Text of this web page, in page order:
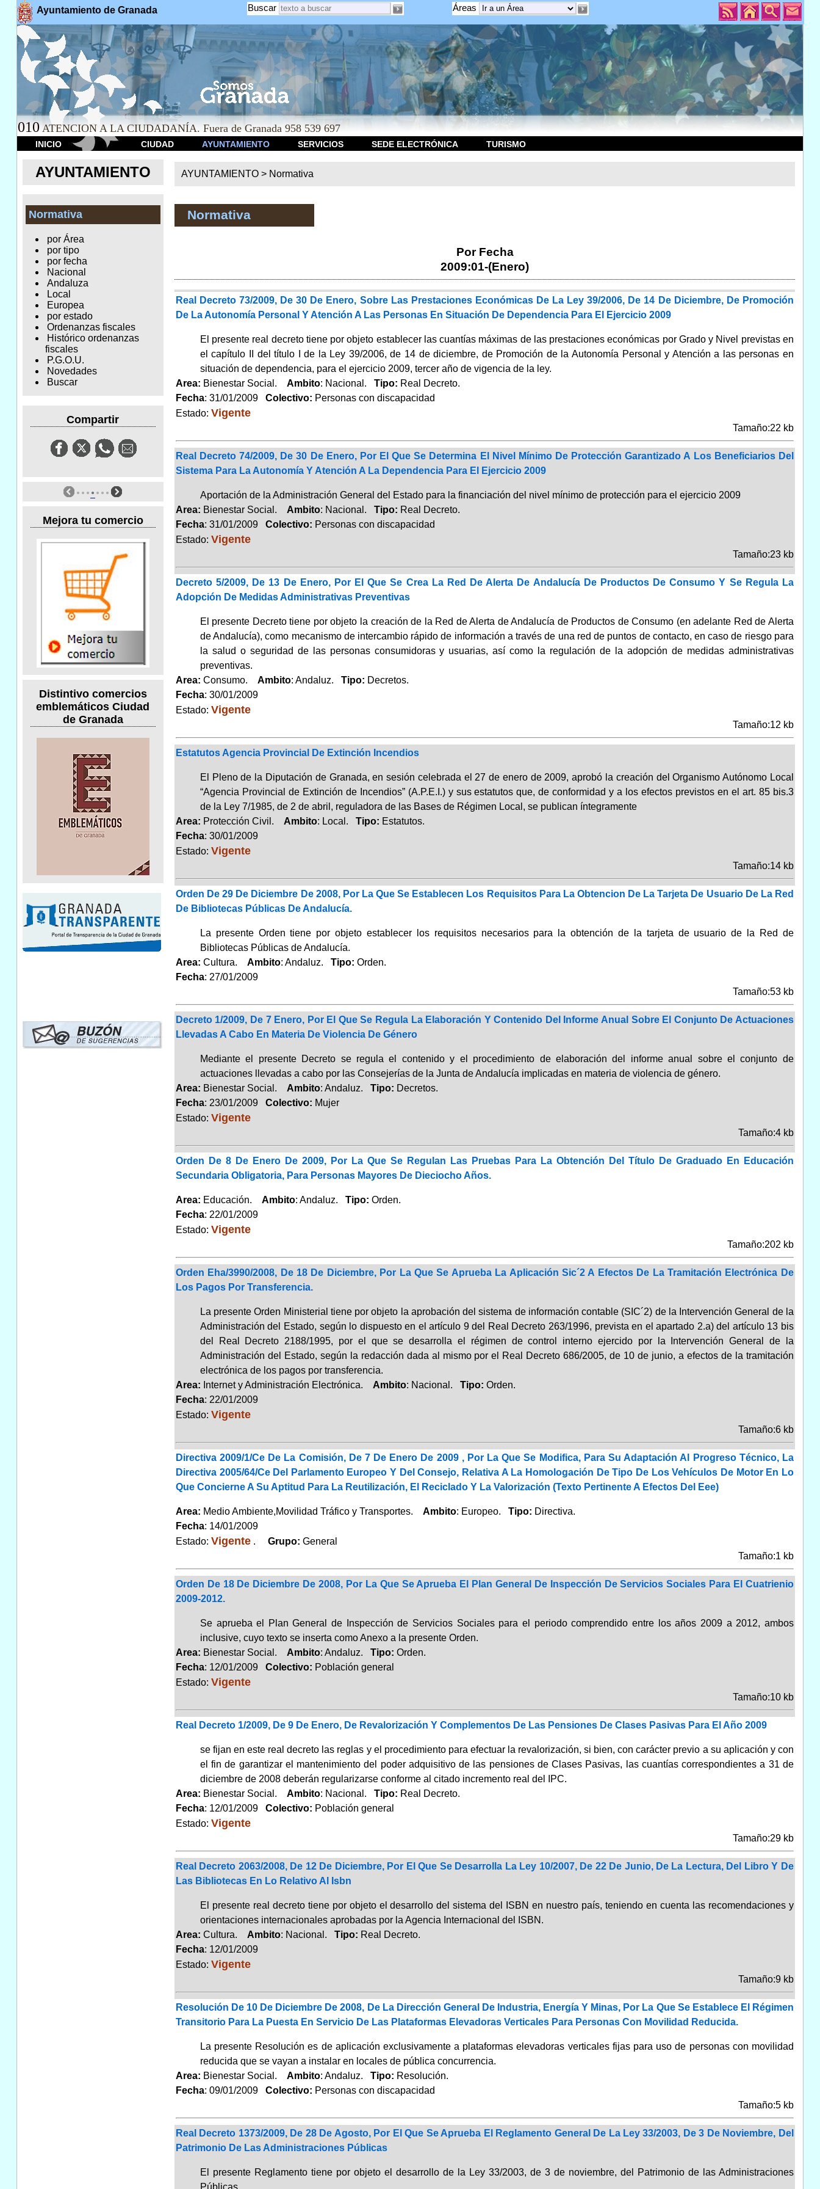
Ayuntamiento de Granada Áreas
Buscar
010 ATENCION A LA CIUDADANÍA. Fuera de Granada 958 539 697
INICIO CIUDAD AYUNTAMIENTO SERVICIOS SEDE ELECTRÓNICA TURISMO
AYUNTAMIENTO
Normativa
por Área
por tipo
por fecha
Nacional
Andaluza
Local
Europea
por estado
Ordenanzas fiscales
Histórico ordenanzas
fiscales
P.G.O.U.
Novedades
Buscar
Compartir
Mejora tu comercio
Distintivo comercios
emblemáticos Ciudad
de Granada
AYUNTAMIENTO > Normativa
Normativa
Por Fecha
2009:01-(Enero)
Real Decreto 73/2009, De 30 De Enero, Sobre Las Prestaciones Económicas De La Ley 39/2006, De 14 De Diciembre, De Promoción
De La Autonomía Personal Y Atención A Las Personas En Situación De Dependencia Para El Ejercicio 2009
El presente real decreto tiene por objeto establecer las cuantías máximas de las prestaciones económicas por Grado y Nivel previstas en
el capítulo II del título I de la Ley 39/2006, de 14 de diciembre, de Promoción de la Autonomía Personal y Atención a las personas en
situación de dependencia, para el ejercicio 2009, tercer año de vigencia de la ley.
Area: Bienestar Social. Ambito: Nacional. Tipo: Real Decreto.
Fecha: 31/01/2009Colectivo: Personas con discapacidad
Estado: Vigente
Tamaño:22 kb
Real Decreto 74/2009, De 30 De Enero, Por El Que Se Determina El Nivel Mínimo De Protección Garantizado A Los Beneficiarios Del
Sistema Para La Autonomía Y Atención A La Dependencia Para El Ejercicio 2009
Aportación de la Administración General del Estado para la financiación del nivel mínimo de protección para el ejercicio 2009
Area: Bienestar Social. Ambito: Nacional. Tipo: Real Decreto.
Fecha: 31/01/2009Colectivo: Personas con discapacidad
Estado: Vigente
Tamaño:23 kb
Decreto 5/2009, De 13 De Enero, Por El Que Se Crea La Red De Alerta De Andalucía De Productos De Consumo Y Se Regula La
Adopción De Medidas Administrativas Preventivas
El presente Decreto tiene por objeto la creación de la Red de Alerta de Andalucía de Productos de Consumo (en adelante Red de Alerta
de Andalucía), como mecanismo de intercambio rápido de información a través de una red de puntos de contacto, en caso de riesgo para
la salud o seguridad de las personas consumidoras y usuarias, así como la regulación de la adopción de medidas administrativas
preventivas.
Area: Consumo. Ambito: Andaluz. Tipo: Decretos.
Fecha: 30/01/2009
Estado: Vigente
Tamaño:12 kb
Estatutos Agencia Provincial De Extinción Incendios
El Pleno de la Diputación de Granada, en sesión celebrada el 27 de enero de 2009, aprobó la creación del Organismo Autónomo Local
“Agencia Provincial de Extinción de Incendios” (A.P.E.I.) y sus estatutos que, de conformidad y a los efectos previstos en el art. 85 bis.3
de la Ley 7/1985, de 2 de abril, reguladora de las Bases de Régimen Local, se publican íntegramente
Area: Protección Civil. Ambito: Local. Tipo: Estatutos.
Fecha: 30/01/2009
Estado: Vigente
Tamaño:14 kb
Orden De 29 De Diciembre De 2008, Por La Que Se Establecen Los Requisitos Para La Obtencion De La Tarjeta De Usuario De La Red
De Bibliotecas Públicas De Andalucía.
La presente Orden tiene por objeto establecer los requisitos necesarios para la obtención de la tarjeta de usuario de la Red de
Bibliotecas Públicas de Andalucía.
Area: Cultura. Ambito: Andaluz. Tipo: Orden.
Fecha: 27/01/2009
Tamaño:53 kb
Decreto 1/2009, De 7 Enero, Por El Que Se Regula La Elaboración Y Contenido Del Informe Anual Sobre El Conjunto De Actuaciones
Llevadas A Cabo En Materia De Violencia De Género
Mediante el presente Decreto se regula el contenido y el procedimiento de elaboración del informe anual sobre el conjunto de
actuaciones llevadas a cabo por las Consejerías de la Junta de Andalucía implicadas en materia de violencia de género.
Area: Bienestar Social. Ambito: Andaluz. Tipo: Decretos.
Fecha: 23/01/2009Colectivo: Mujer
Estado: Vigente
Tamaño:4 kb
Orden De 8 De Enero De 2009, Por La Que Se Regulan Las Pruebas Para La Obtención Del Título De Graduado En Educación
Secundaria Obligatoria, Para Personas Mayores De Dieciocho Años.
Area: Educación. Ambito: Andaluz. Tipo: Orden.
Fecha: 22/01/2009
Estado: Vigente
Tamaño:202 kb
Orden Eha/3990/2008, De 18 De Diciembre, Por La Que Se Aprueba La Aplicación Sic´2 A Efectos De La Tramitación Electrónica De
Los Pagos Por Transferencia.
La presente Orden Ministerial tiene por objeto la aprobación del sistema de información contable (SIC´2) de la Intervención General de la
Administración del Estado, según lo dispuesto en el artículo 9 del Real Decreto 263/1996, prevista en el apartado 2.a) del artículo 13 bis
del Real Decreto 2188/1995, por el que se desarrolla el régimen de control interno ejercido por la Intervención General de la
Administración del Estado, según la redacción dada al mismo por el Real Decreto 686/2005, de 10 de junio, a efectos de la tramitación
electrónica de los pagos por transferencia.
Area: Internet y Administración Electrónica. Ambito: Nacional. Tipo: Orden.
Fecha: 22/01/2009
Estado: Vigente
Tamaño:6 kb
Directiva 2009/1/Ce De La Comisión, De 7 De Enero De 2009 , Por La Que Se Modifica, Para Su Adaptación Al Progreso Técnico, La
Directiva 2005/64/Ce Del Parlamento Europeo Y Del Consejo, Relativa A La Homologación De Tipo De Los Vehículos De Motor En Lo
Que Concierne A Su Aptitud Para La Reutilización, El Reciclado Y La Valorización (Texto Pertinente A Efectos Del Eee)
Area: Medio Ambiente,Movilidad Tráfico y Transportes. Ambito: Europeo. Tipo: Directiva.
Fecha: 14/01/2009
Estado: Vigente. Grupo: General
Tamaño:1 kb
Orden De 18 De Diciembre De 2008, Por La Que Se Aprueba El Plan General De Inspección De Servicios Sociales Para El Cuatrienio
2009-2012.
Se aprueba el Plan General de Inspección de Servicios Sociales para el periodo comprendido entre los años 2009 a 2012, ambos
inclusive, cuyo texto se inserta como Anexo a la presente Orden.
Area: Bienestar Social. Ambito: Andaluz. Tipo: Orden.
Fecha: 12/01/2009Colectivo: Población general
Estado: Vigente
Tamaño:10 kb
Real Decreto 1/2009, De 9 De Enero, De Revalorización Y Complementos De Las Pensiones De Clases Pasivas Para El Año 2009
se fijan en este real decreto las reglas y el procedimiento para efectuar la revalorización, si bien, con carácter previo a su aplicación y con
el fin de garantizar el mantenimiento del poder adquisitivo de las pensiones de Clases Pasivas, las cuantías correspondientes a 31 de
diciembre de 2008 deberán regularizarse conforme al citado incremento real del IPC.
Area: Bienestar Social. Ambito: Nacional. Tipo: Real Decreto.
Fecha: 12/01/2009Colectivo: Población general
Estado: Vigente
Tamaño:29 kb
Real Decreto 2063/2008, De 12 De Diciembre, Por El Que Se Desarrolla La Ley 10/2007, De 22 De Junio, De La Lectura, Del Libro Y De
Las Bibliotecas En Lo Relativo Al Isbn
El presente real decreto tiene por objeto el desarrollo del sistema del ISBN en nuestro país, teniendo en cuenta las recomendaciones y
orientaciones internacionales aprobadas por la Agencia Internacional del ISBN.
Area: Cultura. Ambito: Nacional. Tipo: Real Decreto.
Fecha: 12/01/2009
Estado: Vigente
Tamaño:9 kb
Resolución De 10 De Diciembre De 2008, De La Dirección General De Industria, Energía Y Minas, Por La Que Se Establece El Régimen
Transitorio Para La Puesta En Servicio De Las Plataformas Elevadoras Verticales Para Personas Con Movilidad Reducida.
La presente Resolución es de aplicación exclusivamente a plataformas elevadoras verticales fijas para uso de personas con movilidad
reducida que se vayan a instalar en locales de pública concurrencia.
Area: Bienestar Social. Ambito: Andaluz. Tipo: Resolución.
Fecha: 09/01/2009Colectivo: Personas con discapacidad
Tamaño:5 kb
Real Decreto 1373/2009, De 28 De Agosto, Por El Que Se Aprueba El Reglamento General De La Ley 33/2003, De 3 De Noviembre, Del
Patrimonio De Las Administraciones Públicas
El presente Reglamento tiene por objeto el desarrollo de la Ley 33/2003, de 3 de noviembre, del Patrimonio de las Administraciones
Públicas.